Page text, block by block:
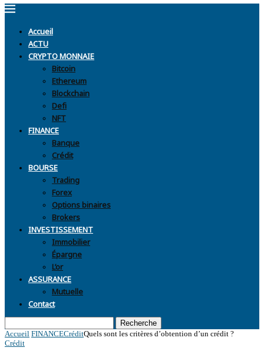
Accueil
ACTU
CRYPTO MONNAIE
Bitcoin
Ethereum
Blockchain
Defi
NFT
FINANCE
Banque
Crédit
BOURSE
Trading
Forex
Options binaires
Brokers
INVESTISSEMENT
Immobilier
Épargne
L’or
ASSURANCE
Mutuelle
Contact
Recherche
Accueil FINANCECréditQuels sont les critères d’obtention d’un crédit ?
Crédit